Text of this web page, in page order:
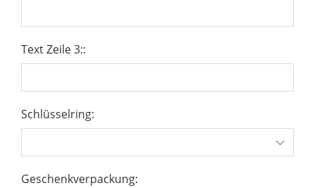
Text Zeile 3::
Schlüsselring:
Geschenkverpackung: